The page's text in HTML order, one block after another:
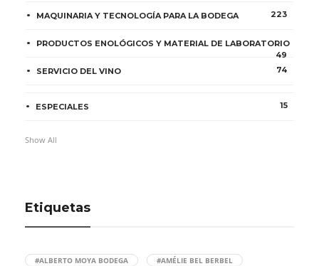
MAQUINARIA Y TECNOLOGÍA PARA LA BODEGA 223
PRODUCTOS ENOLÓGICOS Y MATERIAL DE LABORATORIO
49
SERVICIO DEL VINO
74
ESPECIALES 15
Show All
Etiquetas
#ALBERTO MOYA BODEGA
#AMÉLIE BEL BERBEL